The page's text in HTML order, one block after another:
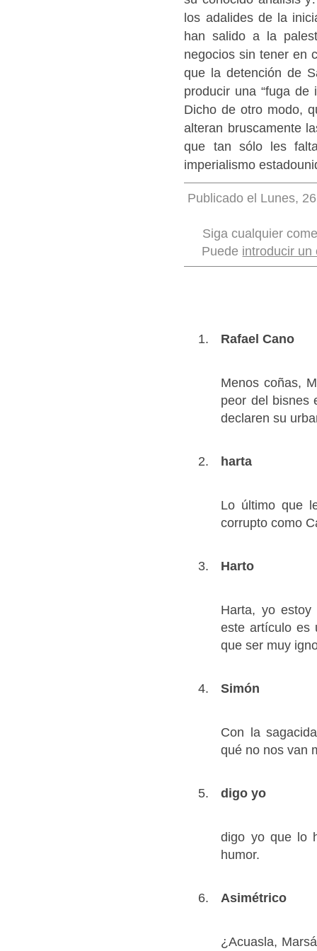
los adalides de la
han salido a la
negocios sin tener en
que la detención de
producir una “fuga de
Dicho de otro modo,
alteran bruscamente
que tan sólo les
imperialismo
Publicado el Lunes,
Siga cualquier
Puede introducir un
Rafael Cano
Menos coñas,
peor del bisnes
declaren su
harta
Lo último que
corrupto como
Harto
Harta, yo
este artículo es
que ser muy
Simón
Con la
qué no nos van
digo yo
digo yo que lo
humor.
Asimétrico
¿Acuasla,